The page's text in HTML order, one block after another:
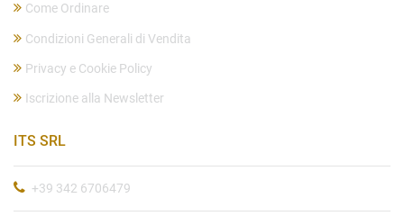
Come Ordinare
Condizioni Generali di Vendita
Privacy e Cookie Policy
Iscrizione alla Newsletter
ITS SRL
+39 342 6706479